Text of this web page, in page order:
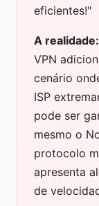
eficientes!"
A realidade:
VPN
cenário
ISP
pode ser
mesmo o
protocolo
apresenta
de